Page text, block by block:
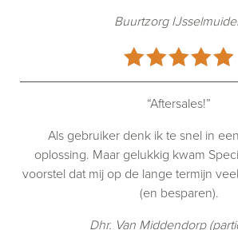
Buurtzorg
“Aftersales!”
Als gebruiker denk ik te snel in
oplossing. Maar gelukkig kwam
voorstel dat mij op de lange termijn
(en besparen).
Dhr. Van Middendorp